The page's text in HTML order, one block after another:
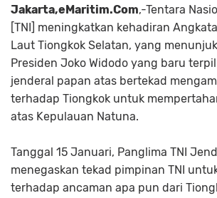
Jakarta,eMaritim.Com,-Tentara
[TNI] meningkatkan kehadiran
Laut Tiongkok Selatan, yang
Presiden Joko Widodo yang baru
jenderal papan atas bertekad
terhadap Tiongkok untuk
atas Kepulauan Natuna.
Tanggal 15 Januari, Panglima TNI
menegaskan tekad pimpinan TNI
terhadap ancaman apa pun dari